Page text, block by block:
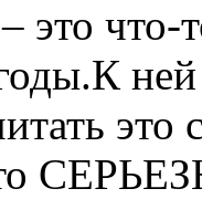
это что-
это